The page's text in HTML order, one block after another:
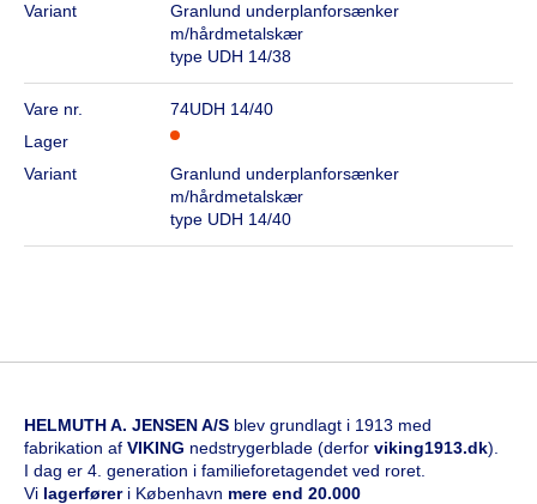
Variant
Granlund underplanforsænker
m/hårdmetalskær
type UDH 14/38
Vare nr.
74UDH 14/40
Lager
Variant
Granlund underplanforsænker
m/hårdmetalskær
type UDH 14/40
HELMUTH A. JENSEN A/S blev grundlagt i 1913 med
fabrikation af VIKING nedstrygerblade (derfor viking1913.dk).
I dag er 4. generation i familieforetagendet ved roret.
Vi lagerfører i København mere end 20.000